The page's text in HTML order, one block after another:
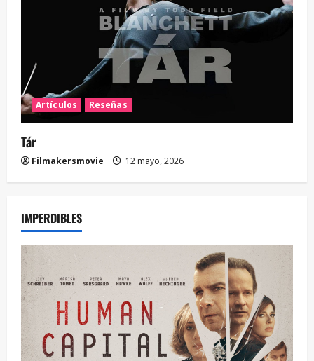
Artículos Reseñas
Tár
Filmakersmovie 12 mayo, 2026
IMPERDIBLES